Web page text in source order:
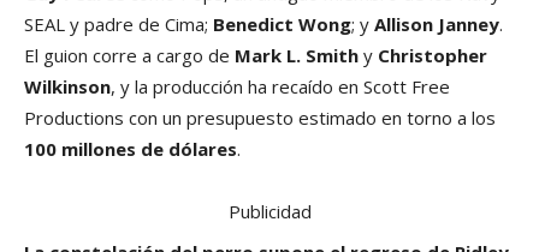
SEAL y padre de Cima; Benedict Wong; y Allison Janney.
El guion corre a cargo de Mark L. Smith y Christopher
Wilkinson, y la producción ha recaído en Scott Free
Productions con un presupuesto estimado en torno a los
100 millones de dólares.
Publicidad